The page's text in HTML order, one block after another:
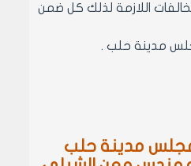
اللازمة لذلك كل ضمن
مدينة حلب